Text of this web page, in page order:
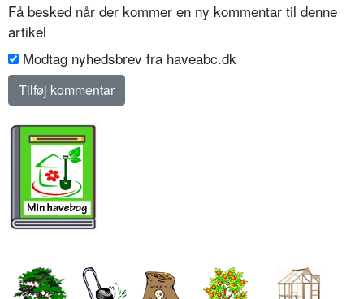
Få besked når der kommer en ny kommentar til denne
artikel
Modtag nyhedsbrev fra haveabc.dk